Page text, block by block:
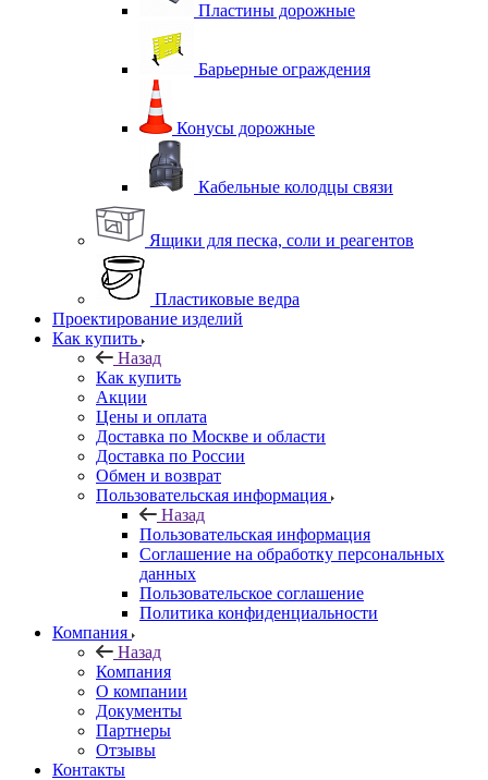
Пластины дорожные
Барьерные ограждения
Конусы дорожные
Кабельные колодцы связи
Ящики для песка, соли и реагентов
Пластиковые ведра
Проектирование изделий
Как купить
Назад
Как купить
Акции
Цены и оплата
Доставка по Москве и области
Доставка по России
Обмен и возврат
Пользовательская информация
Назад
Пользовательская информация
Соглашение на обработку персональных
данных
Пользовательское соглашение
Политика конфиденциальности
Компания
Назад
Компания
О компании
Документы
Партнеры
Отзывы
Контакты